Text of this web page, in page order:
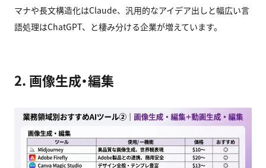
マナや長文構造化はClaude、汎用的なアイデア出しと幅広い言
語処理はChatGPT、と棲み分ける企業が増えています。
2. 画像生成・編集